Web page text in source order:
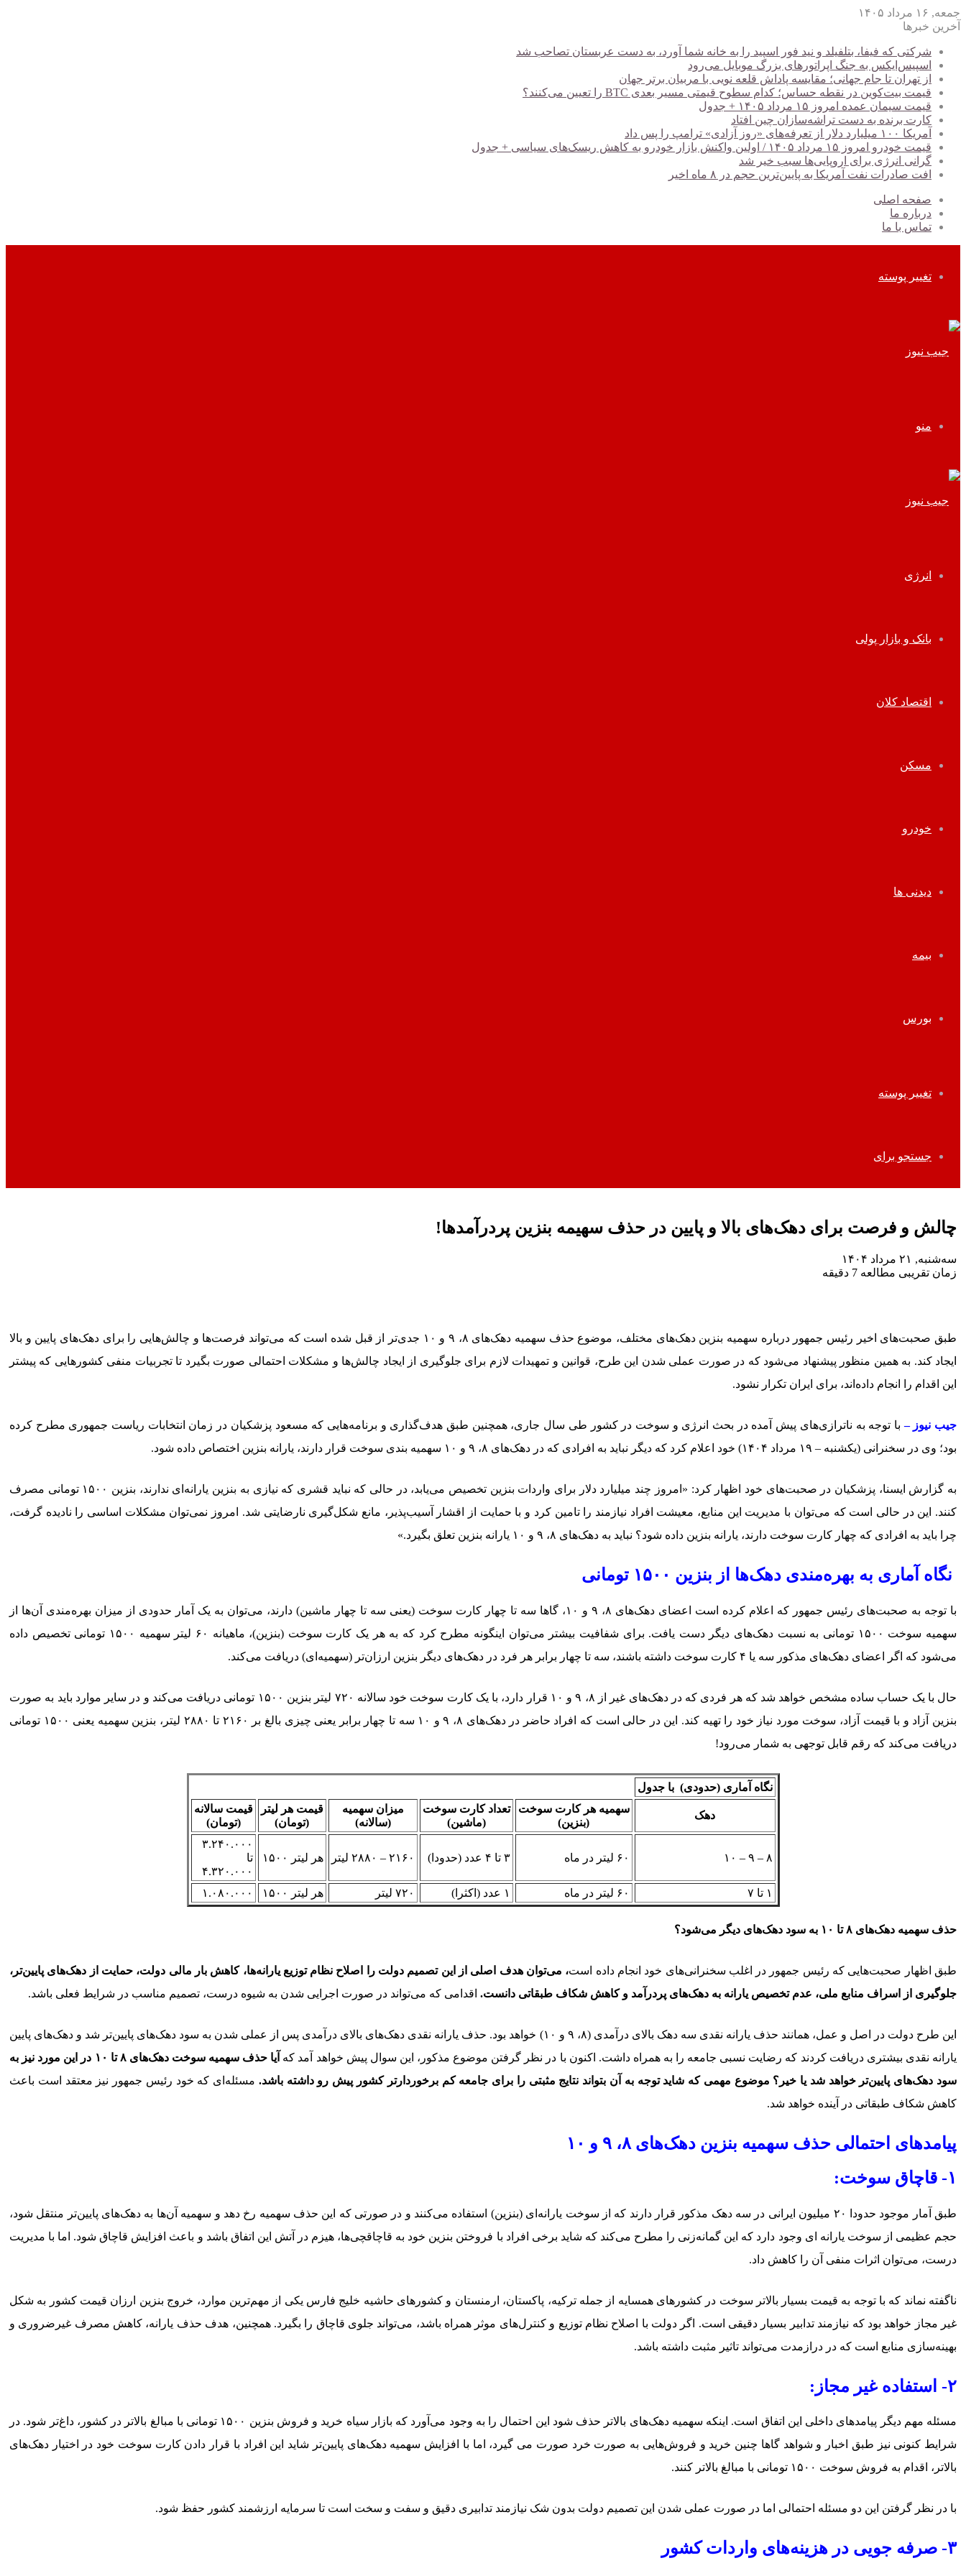
جمعه, ۱۶ مرداد ۱۴۰۵
آخرین خبرها
شرکتی که فیفا، بتلفیلد و نید فور اسپید را به خانه شما آورد، به دست عربستان تصاحب شد
اسپیس‌ایکس به جنگ اپراتورهای بزرگ موبایل می‌رود
از تهران تا جام جهانی؛ مقایسه پاداش قلعه نویی با مربیان برتر جهان
قیمت بیت‌کوین در نقطه حساس؛ کدام سطوح قیمتی مسیر بعدی BTC را تعیین می‌کنند؟
قیمت سیمان عمده امروز ۱۵ مرداد ۱۴۰۵ + جدول
کارت برنده به دست تراشه‌سازان چین افتاد
آمریکا ۱۰۰ میلیارد دلار از تعرفه‌های «روز آزادی» ترامپ را پس داد
قیمت خودرو امروز ۱۵ مرداد ۱۴۰۵ / اولین واکنش بازار خودرو به کاهش ریسک‌های سیاسی + جدول
گرانی انرژی برای اروپایی‌ها سبب خیر شد
افت صادرات نفت آمریکا به پایین‌ترین حجم در ۸ ماه اخیر
صفحه اصلی
درباره ما
تماس با ما
تغییر پوسته
منو
انرژی
بانک و بازار پولی
اقتصاد کلان
مسکن
خودرو
دیدنی ها
بیمه
بورس
تغییر پوسته
جستجو برای
چالش و فرصت برای دهک‌های بالا و پایین در حذف سهیمه بنزین پردرآمدها!
سه‌شنبه, ۲۱ مرداد ۱۴۰۴
زمان تقریبی مطالعه 7 دقیقه
طبق صحبت‌های اخیر رئیس جمهور درباره سهمیه بنزین دهک‌های مختلف، موضوع حذف سهمیه دهک‌های ۸، ۹ و ۱۰ جدی‌تر از قبل شده است که می‌تواند فرصت‌ها و چالش‌هایی را برای دهک‌های پایین و بالا
ایجاد کند. به همین منظور پیشنهاد می‌شود که در صورت عملی شدن این طرح، قوانین و تمهیدات لازم برای جلوگیری از ایجاد چالش‌ها و مشکلات احتمالی صورت بگیرد تا تجربیات منفی کشورهایی که پیشتر
این اقدام را انجام داده‌اند، برای ایران تکرار نشود.
جیب نیوز – با توجه به ناترازی‌های پیش آمده در بحث انرژی و سوخت در کشور طی سال جاری، همچنین طبق هدف‌گذاری و برنامه‌هایی که مسعود پزشکیان در زمان انتخابات ریاست جمهوری مطرح کرده
بود؛ وی در سخنرانی (یکشنبه – ۱۹ مرداد ۱۴۰۴) خود اعلام کرد که دیگر نباید به افرادی که در دهک‌های ۸، ۹ و ۱۰ سهمیه بندی سوخت قرار دارند، یارانه بنزین اختصاص داده شود.
به گزارش ایسنا، پزشکیان در صحبت‌های خود اظهار کرد: «امروز چند میلیارد دلار برای واردات بنزین تخصیص می‌یابد، در حالی که نباید قشری که نیازی به بنزین یارانه‌ای ندارند، بنزین ۱۵۰۰ تومانی مصرف
کنند. این در حالی است که می‌توان با مدیریت این منابع، معیشت افراد نیازمند را تامین کرد و با حمایت از اقشار آسیب‌پذیر، مانع شکل‌گیری نارضایتی شد. امروز نمی‌توان مشکلات اساسی را نادیده گرفت،
چرا باید به افرادی که چهار کارت سوخت دارند، یارانه بنزین داده شود؟ نباید به دهک‌های ۸، ۹ و ۱۰ یارانه بنزین تعلق بگیرد.»
نگاه آماری به بهره‌مندی دهک‌ها از بنزین ۱۵۰۰ تومانی
با توجه به صحبت‌های رئیس جمهور که اعلام کرده است اعضای دهک‌های ۸، ۹ و ۱۰، گاها سه تا چهار کارت سوخت (یعنی سه تا چهار ماشین) دارند، می‌توان به یک آمار حدودی از میزان بهره‌مندی آن‌ها از
سهمیه سوخت ۱۵۰۰ تومانی به نسبت دهک‌های دیگر دست یافت. برای شفافیت بیشتر می‌توان اینگونه مطرح کرد که به هر یک کارت سوخت (بنزین)، ماهیانه ۶۰ لیتر سهمیه ۱۵۰۰ تومانی تخصیص داده
می‌شود که اگر اعضای دهک‌های مذکور سه یا ۴ کارت سوخت داشته باشند، سه تا چهار برابر هر فرد در دهک‌های دیگر بنزین ارزان‌تر (سهمیه‌ای) دریافت می‌کند.
حال با یک حساب ساده مشخص خواهد شد که هر فردی که در دهک‌های غیر از ۸، ۹ و ۱۰ قرار دارد، با یک کارت سوخت خود سالانه ۷۲۰ لیتر بنزین ۱۵۰۰ تومانی دریافت می‌کند و در سایر موارد باید به صورت
بنزین آزاد و با قیمت آزاد، سوخت مورد نیاز خود را تهیه کند. این در حالی است که افراد حاضر در دهک‌های ۸، ۹ و ۱۰ سه تا چهار برابر یعنی چیزی بالغ بر ۲۱۶۰ تا ۲۸۸۰ لیتر، بنزین سهمیه یعنی ۱۵۰۰ تومانی
دریافت می‌کند که رقم قابل توجهی به شمار می‌رود!
نگاه آماری (حدودی) با جدول
دهک‌
سهمیه هر کارت سوخت
(بنزین)
تعداد کارت سوخت
(ماشین)
میزان سهمیه
(سالانه)
قیمت هر لیتر
(تومان)
قیمت سالانه
(تومان)
۸ – ۹ – ۱۰ ۶۰ لیتر در ماه ۳ تا ۴ عدد (حدودا) ۲۱۶۰ – ۲۸۸۰ لیتر هر لیتر ۱۵۰۰
۳.۲۴۰.۰۰۰
تا
۴.۳۲۰.۰۰۰
۱ تا ۷
۶۰ لیتر در ماه ۱ عدد (اکثرا) ۷۲۰ لیتر هر لیتر ۱۵۰۰ ۱.۰۸۰.۰۰۰
حذف سهمیه دهک‌های ۸ تا ۱۰ به سود دهک‌های دیگر می‌شود؟
طبق اظهار صحبت‌هایی که رئیس جمهور در اغلب سخنرانی‌های خود انجام داده است، می‌توان هدف اصلی از این تصمیم دولت را اصلاح نظام توزیع یارانه‌ها، کاهش بار مالی دولت، حمایت از دهک‌های پایین‌تر،
جلوگیری از اسراف منابع ملی، عدم تخصیص یارانه به دهک‌های پردرآمد و کاهش شکاف طبقاتی دانست. اقدامی که می‌تواند در صورت اجرایی شدن به شیوه درست، تصمیم مناسب در شرایط فعلی باشد.
این طرح دولت در اصل و عمل، همانند حذف یارانه نقدی سه دهک بالای درآمدی (۸، ۹ و ۱۰) خواهد بود. حذف یارانه نقدی دهک‌های بالای درآمدی پس از عملی شدن به سود دهک‌های پایین‌تر شد و دهک‌های پایین
یارانه نقدی بیشتری دریافت کردند که رضایت نسبی جامعه را به همراه داشت. اکنون با در نظر گرفتن موضوع مذکور، این سوال پیش خواهد آمد که
آیا حذف سهمیه سوخت دهک‌های ۸ تا ۱۰ در این مورد نیز به
سود دهک‌های پایین‌تر خواهد شد یا خیر؟ موضوع مهمی که شاید توجه به آن بتواند نتایج مثبتی را برای جامعه کم برخوردارتر کشور پیش رو داشته باشد. مسئله‌ای که خود رئیس جمهور نیز معتقد است باعث
کاهش شکاف طبقاتی در آینده خواهد شد.
پیامدهای احتمالی حذف سهمیه بنزین دهک‌های ۸، ۹ و ۱۰
۱- قاچاق سوخت:
طبق آمار موجود حدودا ۲۰ میلیون ایرانی در سه دهک مذکور قرار دارند که از سوخت یارانه‌ای (بنزین) استفاده می‌کنند و در صورتی که این حذف سهمیه رخ دهد و سهمیه آن‌ها به دهک‌های پایین‌تر منتقل شود،
حجم عظیمی از سوخت یارانه ای وجود دارد که این گمانه‌زنی را مطرح می‌کند که شاید برخی افراد با فروختن بنزین خود به قاچاقچی‌ها، هیزم در آتش این اتفاق باشد و باعث افزایش قاچاق شود. اما با مدیریت
درست، می‌توان اثرات منفی آن را کاهش داد.
ناگفته نماند که با توجه به قیمت بسیار بالاتر سوخت در کشورهای همسایه از جمله ترکیه، پاکستان، ارمنستان و کشورهای حاشیه خلیج فارس یکی از مهم‌ترین موارد، خروج بنزین ارزان قیمت کشور به شکل
غیر مجاز خواهد بود که نیازمند تدابیر بسیار دقیقی است. اگر دولت با اصلاح نظام توزیع و کنترل‌های موثر همراه باشد، می‌تواند جلوی قاچاق را بگیرد. همچنین، هدف حذف یارانه، کاهش مصرف غیرضروری و
بهینه‌سازی منابع است که در درازمدت می‌تواند تاثیر مثبت داشته باشد.
۲- استفاده غیر مجاز:
مسئله مهم دیگر پیامدهای داخلی این اتفاق است. اینکه سهمیه دهک‌های بالاتر حذف شود این احتمال را به وجود می‌آورد که بازار سیاه خرید و فروش بنزین ۱۵۰۰ تومانی با مبالغ بالاتر در کشور، داغ‌تر شود. در
شرایط کنونی نیز طبق اخبار و شواهد گاها چنین خرید و فروش‌هایی به صورت خرد صورت می گیرد، اما با افزایش سهمیه دهک‌های پایین‌تر شاید این افراد با قرار دادن کارت سوخت خود در اختیار دهک‌های
بالاتر، اقدام به فروش سوخت ۱۵۰۰ تومانی با مبالغ بالاتر کنند.
با در نظر گرفتن این دو مسئله احتمالی اما در صورت عملی شدن این تصمیم دولت بدون شک نیازمند تدابیری دقیق و سفت و سخت است تا سرمایه ارزشمند کشور حفظ شود.
۳- صرفه جویی در هزینه‌های واردات کشور